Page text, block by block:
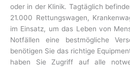
oder in der Klinik. Tagtäglich
21.000 Rettungswagen,
im Einsatz, um das Leben von
Notfällen eine bestmögliche
benötigen Sie das richtige
haben Sie Zugriff auf alle